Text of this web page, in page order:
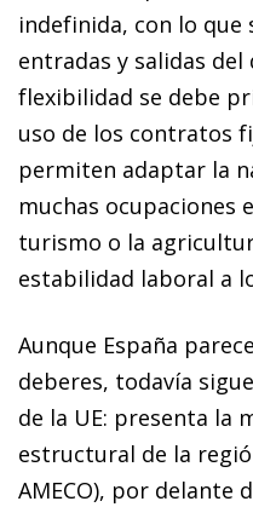
indefinida, con lo que
entradas y salidas del
flexibilidad se debe
uso de los contratos
permiten adaptar la
muchas ocupaciones
turismo o la
estabilidad laboral a
Aunque España
deberes, todavía
de la UE: presenta la
estructural de la
AMECO), por delante